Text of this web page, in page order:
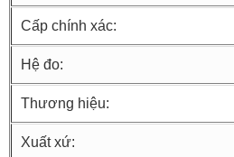
Cấp chính xác:
Hệ đo:
Thương hiệu:
Xuất xứ: